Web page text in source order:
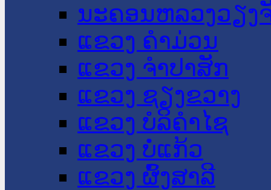
ນະ​ຄອນ​ຫລວງວຽງ
ແຂວງ ຄໍາມ່ວນ
ແຂວງ ຈໍາປາສັກ
ແຂວງ ຊຽງຂວາງ
ແຂວງ ບໍລິຄໍາໄຊ
ແຂວງ ບໍ່ແກ້ວ
ແຂວງ ຜົ້ງສາລີ